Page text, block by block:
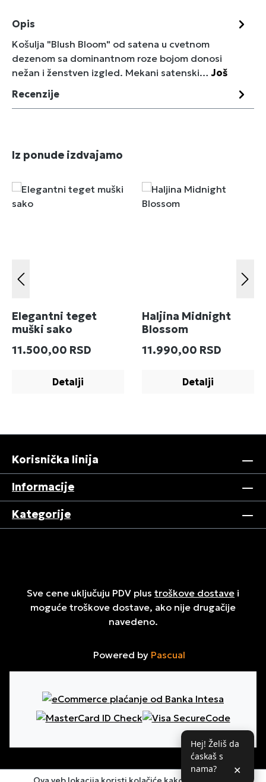
Hej! Želiš da
ćaskaš s
nama?
✕
Opis
Košulja "Blush Bloom" od satena u cvetnom
dezenom sa dominantnom roze bojom donosi
nežan i ženstven izgled. Mekani satenski…Još
Recenzije
Preskoči galeriju proizvoda
Iz ponude izdvajamo
Elegantni teget
muški sako
Redovna cena:
11.500,00 RSD
Detalji
Haljina Midnight
Blossom
Redovna cena:
11.990,00 RSD
Detalji
Korisnička linija
Informacije
Kategorije
Sve cene uključuju PDV plus troškove dostave i
moguće troškove dostave, ako nije drugačije
navedeno.
Powered by Pascual